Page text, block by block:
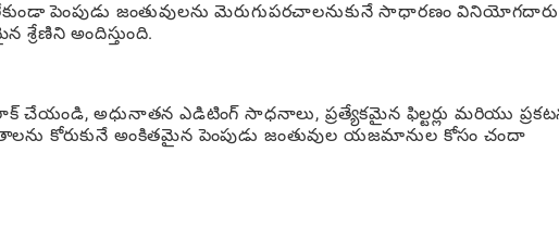
లేకుండా పెంపుడు జంతువులను మెరుగుపరచాలనుకునే సాధారణం
అందిస్తుంది.
చేయండి, అధునాతన ఎడిటింగ్ సాధనాలు, ప్రత్యేకమైన ఫిల్టర్లు మరియు
కోరుకునే అంకితమైన పెంపుడు జంతువుల యజమానుల కోసం చందా